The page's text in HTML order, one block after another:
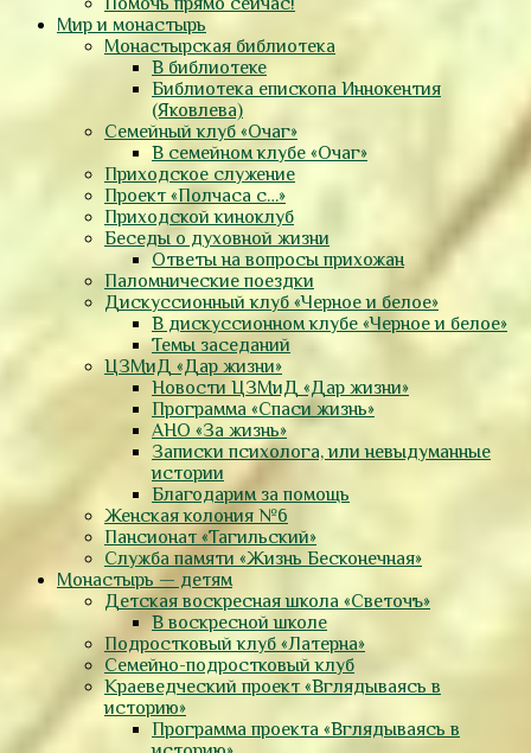
Мир и монастырь
Монастырская библиотека
В библиотеке
Библиотека епископа Иннокентия
(Яковлева)
Семейный клуб «Очаг»
В семейном клубе «Очаг»
Приходское служение
Проект «Полчаса с…»
Приходской киноклуб
Беседы о духовной жизни
Ответы на вопросы прихожан
Паломнические поездки
Дискуссионный клуб «Черное и белое»
В дискуссионном клубе «Черное и белое»
Темы заседаний
ЦЗМиД «Дар жизни»
Новости ЦЗМиД «Дар жизни»
Программа «Спаси жизнь»
АНО «За жизнь»
Записки психолога, или невыдуманные
истории
Благодарим за помощь
Женская колония №6
Пансионат «Тагильский»
Служба памяти «Жизнь Бесконечная»
Монастырь — детям
Детская воскресная школа «Светочъ»
В воскресной школе
Подростковый клуб «Латерна»
Семейно-подростковый клуб
Краеведческий проект «Вглядываясь в
историю»
Программа проекта «Вглядываясь в